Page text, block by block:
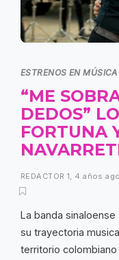
ESTRENOS EN MÚSICA
“ME
DEDOS”
FORTUNA
REDACTOR 1, 4 años ago
La banda sinaloense
su trayectoria
territorio